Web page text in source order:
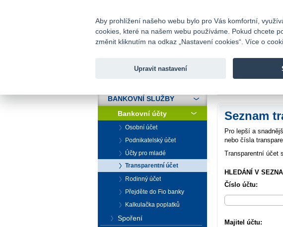
Fio banka
Seznam
Pro lepší a
nebo čísla
Transparentní účet
HLEDÁNÍ V
Číslo účtu:
Majitel účtu:
BANKOVNÍ SLUŽBY
Bankovní účty
Osobní účet
Podnikatelský účet
Účty pro mladé
Transparentní účet
Rodinný účet
Přejděte do Fio banky
Kalkulačka poplatků
Spoření
Aby prohlížení našeho webu bylo pro Vás komfortní,
cookies, které na našem webu používáme. Pokud chcete
změnit kliknutím na odkaz „Nastavení cookies“. Více o
Upravit nastavení